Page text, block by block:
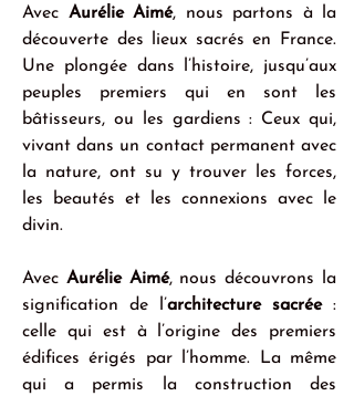
Avec Aurélie Aimé, nous partons à la
découverte des lieux sacrés en France.
Une plongée dans l’histoire, jusqu’aux
peuples premiers qui en sont les
bâtisseurs, ou les gardiens : Ceux qui,
vivant dans un contact permanent avec
la nature, ont su y trouver les forces,
les beautés et les connexions avec le
divin.
Avec Aurélie Aimé, nous découvrons la
signification de l’architecture sacrée :
celle qui est à l’origine des premiers
édifices érigés par l’homme. La même
qui a permis la construction des